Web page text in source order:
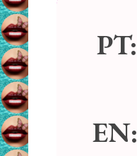
PT:
EN: